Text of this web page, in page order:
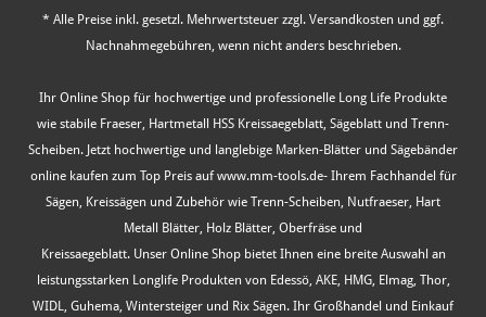
* Alle Preise inkl. gesetzl. Mehrwertsteuer zzgl. Versandkosten und ggf.
Nachnahmegebühren, wenn nicht anders beschrieben.
Ihr Online Shop für hochwertige und professionelle Long Life Produkte
wie stabile Fraeser, Hartmetall HSS Kreissaegeblatt, Sägeblatt und Trenn-
Scheiben. Jetzt hochwertige und langlebige Marken-Blätter und Sägebänder
online kaufen zum Top Preis auf www.mm-tools.de- Ihrem Fachhandel für
Sägen, Kreissägen und Zubehör wie Trenn-Scheiben, Nutfraeser, Hart
Metall Blätter, Holz Blätter, Oberfräse und
Kreissaegeblatt. Unser Online Shop bietet Ihnen eine breite Auswahl an
leistungsstarken Longlife Produkten von Edessö, AKE, HMG, Elmag, Thor,
WIDL, Guhema, Wintersteiger und Rix Sägen. Ihr Großhandel und Einkauf